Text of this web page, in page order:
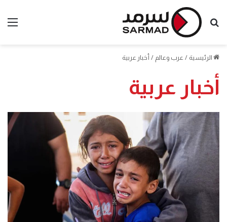
بحث
الرئيسية / عرب وعالم / أخبار عربية
أخبار عربية